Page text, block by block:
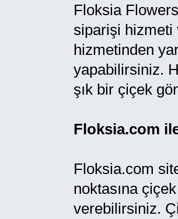
Floksia
siparişi
hizmetinden
yapabilirsiniz.
şık bir çiçek
Floksia.com
Floksia.com
noktasına
verebilirsiniz.